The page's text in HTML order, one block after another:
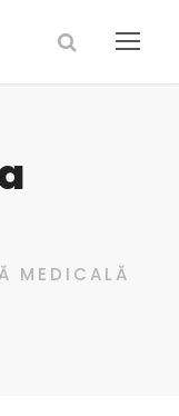
MEDICALĂ